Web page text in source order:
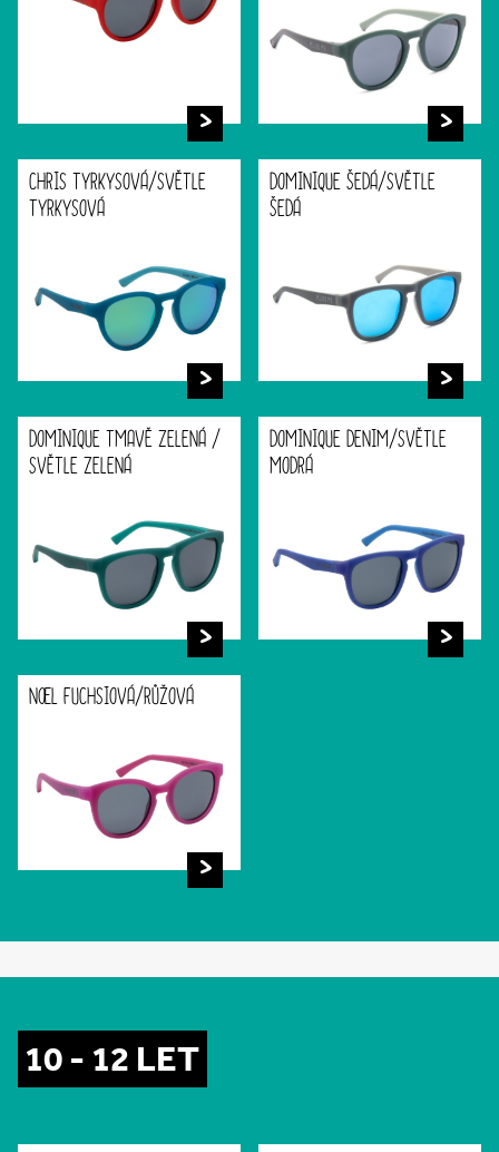
CHRIS TYRKYSOVÁ/SVĚTLE
TYRKYSOVÁ
DOMINIQUE ŠEDÁ/SVĚTLE
ŠEDÁ
DOMINIQUE TMAVĚ ZELENÁ /
SVĚTLE ZELENÁ
DOMINIQUE DENIM/SVĚTLE
MODRÁ
NOEL FUCHSIOVÁ/RŮŽOVÁ
10 - 12 LET